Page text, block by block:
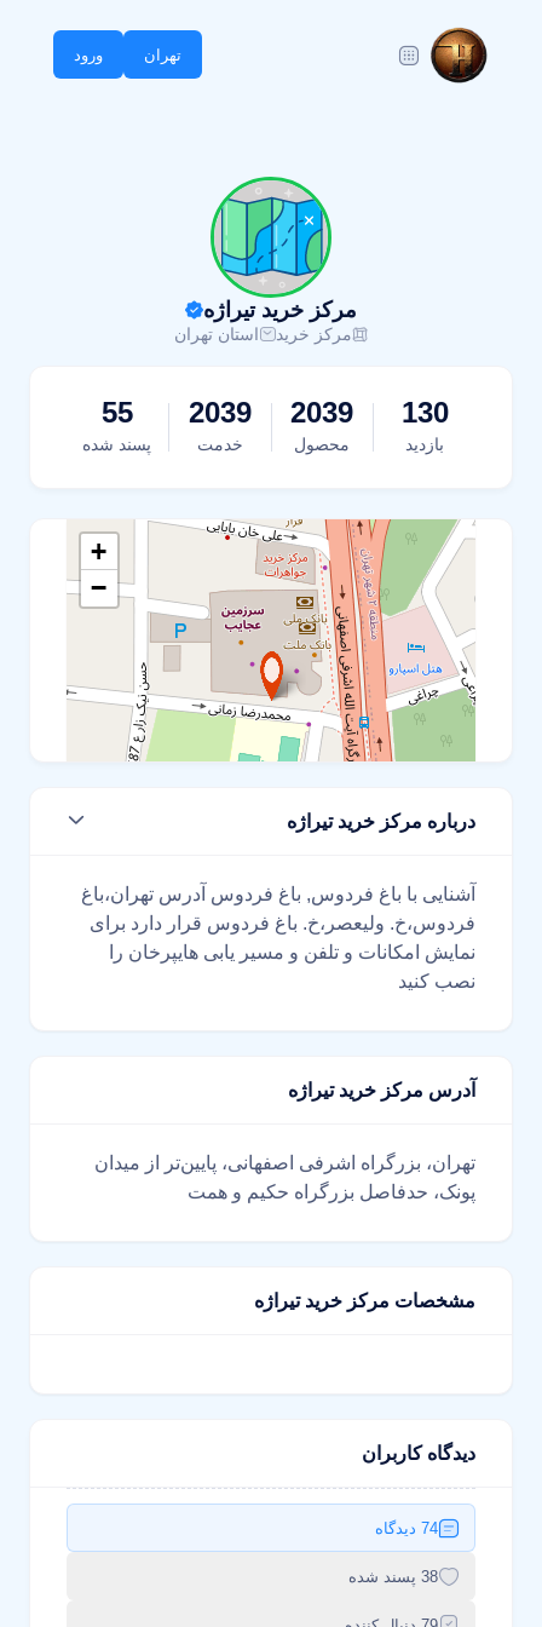
تهران ورود
مرکز خرید تیراژه
مرکز خرید استان تهران
130
بازدید
2039
محصول
2039
خدمت
55
پسند شده
+
−
درباره مرکز خرید تیراژه
آشنایی با باغ فردوس, باغ فردوس آدرس تهران،باغ
فردوس،خ. ولیعصر،خ. باغ فردوس قرار دارد برای
نمایش امکانات و تلفن و مسیر یابی هایپرخان را
نصب کنید
آدرس مرکز خرید تیراژه
تهران، بزرگراه اشرفی اصفهانی، پایین‌تر از میدان
پونک، حدفاصل بزرگراه حکیم و همت
مشخصات مرکز خرید تیراژه
دیدگاه کاربران
74 دیدگاه
38 پسند شده